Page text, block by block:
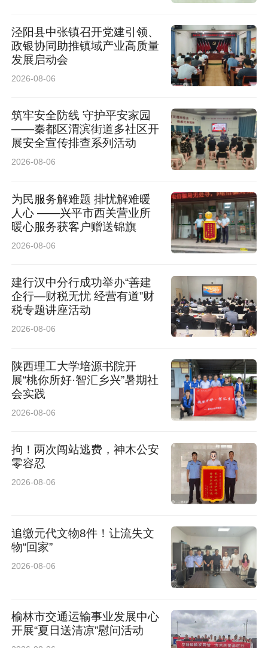
泾阳县中张镇召开党建引领、
政银协同助推镇域产业高质量
发展启动会
2026-08-06
筑牢安全防线 守护平安家园
——秦都区渭滨街道多社区开
展安全宣传排查系列活动
2026-08-06
为民服务解难题 排忧解难暖
人心 ——兴平市西关营业所
暖心服务获客户赠送锦旗
2026-08-06
建行汉中分行成功举办“善建
企行—财税无忧 经营有道”财
税专题讲座活动
2026-08-06
陕西理工大学培源书院开
展“桃你所好·智汇乡兴”暑期社
会实践
2026-08-06
拘！两次闯站逃费，神木公安
零容忍
2026-08-06
追缴元代文物8件！让流失文
物“回家”
2026-08-06
榆林市交通运输事业发展中心
开展“夏日送清凉”慰问活动